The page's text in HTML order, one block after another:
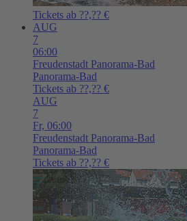
Tickets ab ??,?? €
AUG
7
06:00
Freudenstadt Panorama-Bad
Panorama-Bad
Tickets ab ??,?? €
AUG
7
Fr, 06:00
Freudenstadt Panorama-Bad
Panorama-Bad
Tickets ab ??,?? €